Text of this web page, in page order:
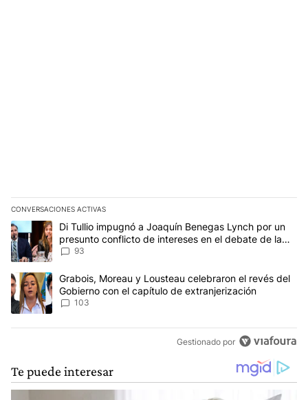
CONVERSACIONES ACTIVAS
Este listado muestra los artículos con más comentarios en los
Un artículo de tendencia con el título "Di Tullio impugnó a
Di Tullio impugnó a Joaquín Benegas Lynch por un
presunto conflicto de intereses en el debate de la
Ley de Tierras
93
Un artículo de tendencia con el título "Grabois, Moreau y
Grabois, Moreau y Lousteau celebraron el revés del
Gobierno con el capítulo de extranjerización
103
Gestionado por